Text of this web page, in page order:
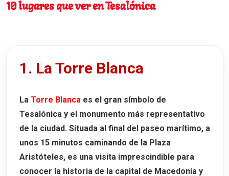
10 lugares que ver en Tesalónica
1. La Torre Blanca
La Torre Blanca es el gran símbolo de
Tesalónica y el monumento más representativo
de la ciudad. Situada al final del paseo marítimo, a
unos 15 minutos caminando de la Plaza
Aristóteles, es una visita imprescindible para
conocer la historia de la capital de Macedonia y